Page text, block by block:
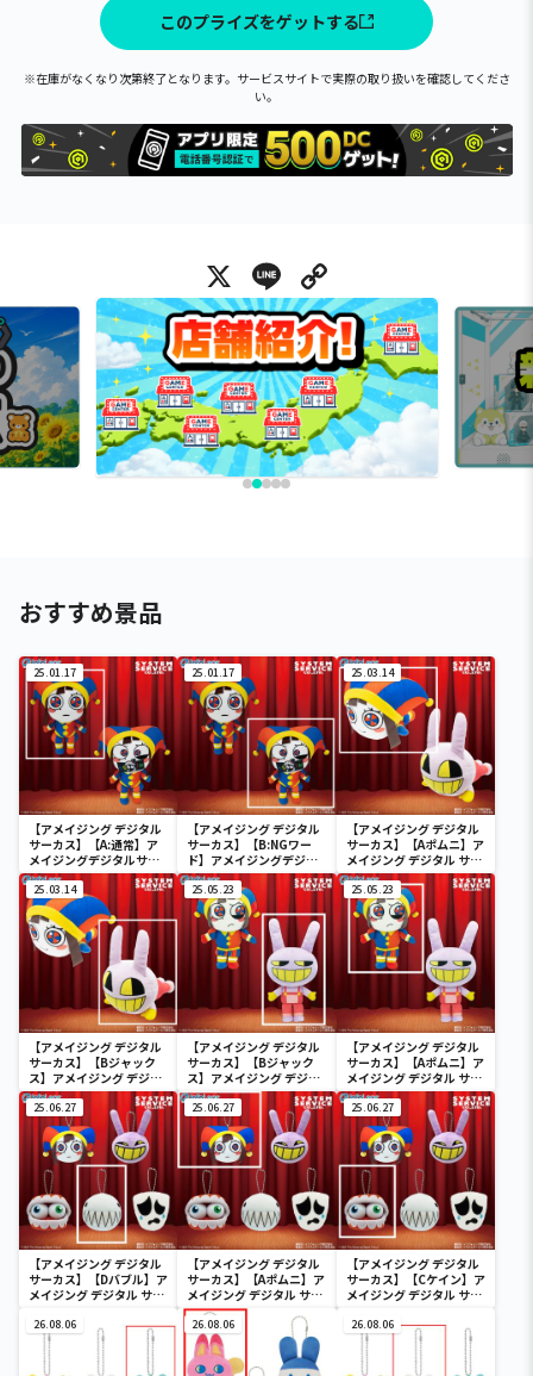
このプライズをゲットする
※在庫がなくなり次第終了となります。サービスサイトで実際の取り扱いを確認してくださ
い。
X Line
おすすめ景品
25.01.17
【アメイジング デジタル
サーカス】【A:通常】ア
メイジングデジタルサー
カスぬいぐるみXL
25.01.17
【アメイジング デジタル
サーカス】【B:NGワー
ド】アメイジングデジタ
ルサーカスぬいぐるみXL
25.03.14
【アメイジング デジタル
サーカス】【Aポムニ】ア
メイジング デジタル サー
カス うつぶせぬいぐるみ
BIG
25.03.14
【アメイジング デジタル
サーカス】【Bジャック
ス】アメイジング デジタ
ル サーカス うつぶせぬい
ぐるみBIG
25.05.23
【アメイジング デジタル
サーカス】【Bジャック
ス】アメイジング デジタ
ル サーカス ぬいぐるみ
BIG
25.05.23
【アメイジング デジタル
サーカス】【Aポムニ】ア
メイジング デジタル サー
カス ぬいぐるみBIG
25.06.27
【アメイジング デジタル
サーカス】【Dバブル】ア
メイジング デジタル サー
キーチェーン
25.06.27
【アメイジング デジタル
サーカス】【Aポムニ】ア
メイジング デジタル サー
カス フェイスマスコット
キーチェーン
25.06.27
【アメイジング デジタル
サーカス】【Cケイン】ア
メイジング デジタル サー
キーチェーン
26.08.06 26.08.06 26.08.06